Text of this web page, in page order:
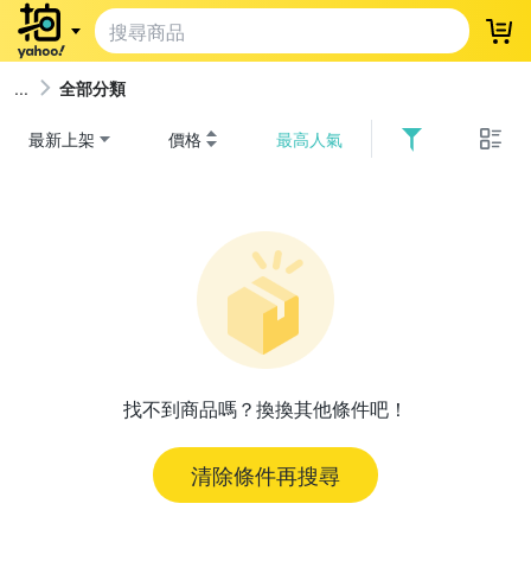
登
全部分類
最新上架 價格 最高人氣
找不到商品嗎？換換其他條件吧！
清除條件再搜尋